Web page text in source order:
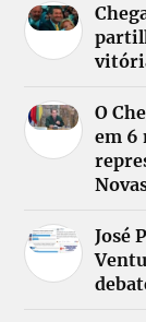
O
em 6
José